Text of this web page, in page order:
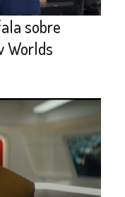
sobre
Worlds